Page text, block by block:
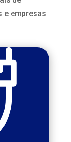
e empresas